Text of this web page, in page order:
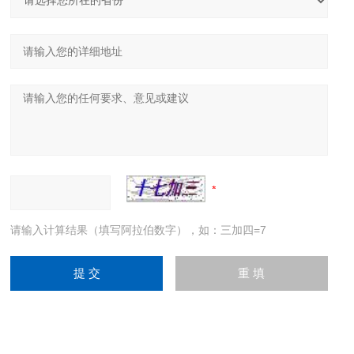
请输入计算结果（填写阿拉伯数字），如：三加四=7